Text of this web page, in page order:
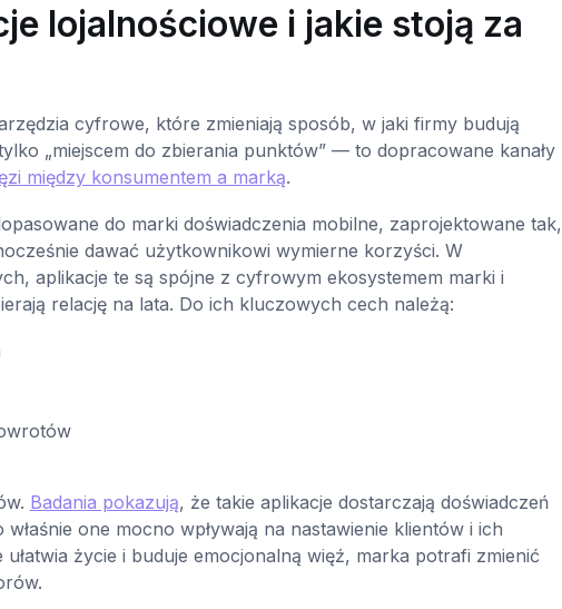
lojalnościowe i jakie stoją za
cyfrowe, które zmieniają sposób, w jaki firmy budują
„miejscem do zbierania punktów” — to dopracowane kanały
między konsumentem a marką.
do marki doświadczenia mobilne, zaprojektowane tak,
dawać użytkownikowi wymierne korzyści. W
aplikacje te są spójne z cyfrowym ekosystemem marki i
relację na lata. Do ich kluczowych cech należą:
Badania pokazują, że takie aplikacje dostarczają doświadczeń
one mocno wpływają na nastawienie klientów i ich
życie i buduje emocjonalną więź, marka potrafi zmienić